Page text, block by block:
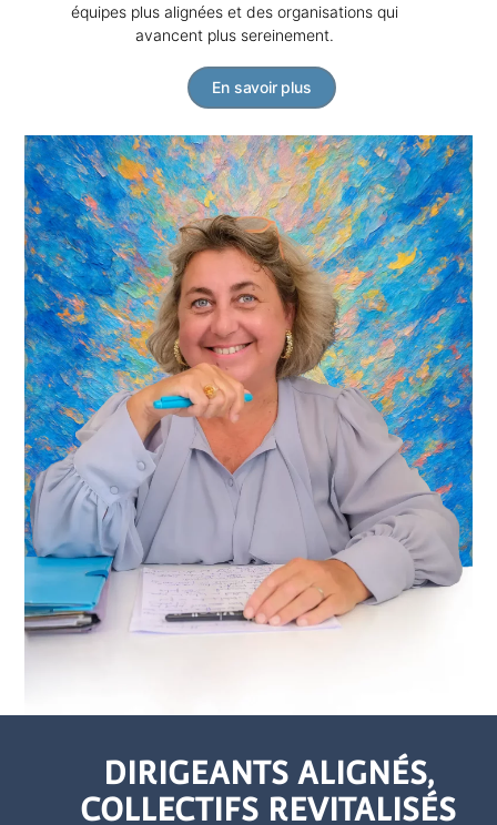
équipes plus alignées et des organisations qui
avancent plus sereinement.
En savoir plus
DIRIGEANTS ALIGNÉS,
COLLECTIFS REVITALISÉS